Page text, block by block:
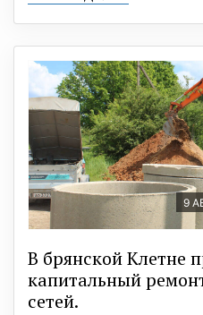
9
В брянской Клетне
капитальный
сетей.